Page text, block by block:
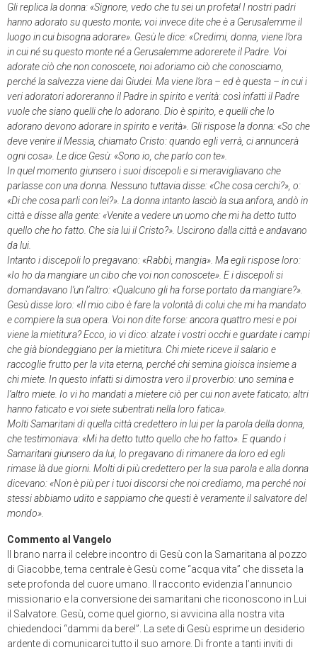
Gli replica la donna: «Signore, vedo che tu sei un profeta! I nostri padri
hanno adorato su questo monte; voi invece dite che è a Gerusalemme il
luogo in cui bisogna adorare». Gesù le dice: «Credimi, donna, viene l’ora
in cui né su questo monte né a Gerusalemme adorerete il Padre. Voi
adorate ciò che non conoscete, noi adoriamo ciò che conosciamo,
perché la salvezza viene dai Giudei. Ma viene l’ora – ed è questa – in cui i
veri adoratori adoreranno il Padre in spirito e verità: così infatti il Padre
vuole che siano quelli che lo adorano. Dio è spirito, e quelli che lo
adorano devono adorare in spirito e verità». Gli rispose la donna: «So che
deve venire il Messia, chiamato Cristo: quando egli verrà, ci annuncerà
ogni cosa». Le dice Gesù: «Sono io, che parlo con te».
In quel momento giunsero i suoi discepoli e si meravigliavano che
parlasse con una donna. Nessuno tuttavia disse: «Che cosa cerchi?», o:
«Di che cosa parli con lei?». La donna intanto lasciò la sua anfora, andò in
città e disse alla gente: «Venite a vedere un uomo che mi ha detto tutto
quello che ho fatto. Che sia lui il Cristo?». Uscirono dalla città e andavano
da lui.
Intanto i discepoli lo pregavano: «Rabbì, mangia». Ma egli rispose loro:
«Io ho da mangiare un cibo che voi non conoscete». E i discepoli si
domandavano l’un l’altro: «Qualcuno gli ha forse portato da mangiare?».
Gesù disse loro: «Il mio cibo è fare la volontà di colui che mi ha mandato
e compiere la sua opera. Voi non dite forse: ancora quattro mesi e poi
viene la mietitura? Ecco, io vi dico: alzate i vostri occhi e guardate i campi
che già biondeggiano per la mietitura. Chi miete riceve il salario e
raccoglie frutto per la vita eterna, perché chi semina gioisca insieme a
chi miete. In questo infatti si dimostra vero il proverbio: uno semina e
l’altro miete. Io vi ho mandati a mietere ciò per cui non avete faticato; altri
hanno faticato e voi siete subentrati nella loro fatica».
Molti Samaritani di quella città credettero in lui per la parola della donna,
che testimoniava: «Mi ha detto tutto quello che ho fatto». E quando i
Samaritani giunsero da lui, lo pregavano di rimanere da loro ed egli
rimase là due giorni. Molti di più credettero per la sua parola e alla donna
dicevano: «Non è più per i tuoi discorsi che noi crediamo, ma perché noi
stessi abbiamo udito e sappiamo che questi è veramente il salvatore del
mondo».
Commento al Vangelo
Il brano narra il celebre incontro di Gesù con la Samaritana al pozzo
di Giacobbe, tema centrale è Gesù come “acqua vita” che disseta la
sete profonda del cuore umano. Il racconto evidenzia l’annuncio
missionario e la conversione dei samaritani che riconoscono in Lui
il Salvatore. Gesù, come quel giorno, si avvicina alla nostra vita
chiedendoci “dammi da bere!”. La sete di Gesù esprime un desiderio
ardente di comunicarci tutto il suo amore. Di fronte a tanti inviti di